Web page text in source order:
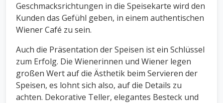
Geschmacksrichtungen in die Speisekarte wird den
Kunden das Gefühl geben, in einem authentischen
Wiener Café zu sein.
Auch die Präsentation der Speisen ist ein Schlüssel
zum Erfolg. Die Wienerinnen und Wiener legen
großen Wert auf die Ästhetik beim Servieren der
Speisen, es lohnt sich also, auf die Details zu
achten. Dekorative Teller, elegantes Besteck und